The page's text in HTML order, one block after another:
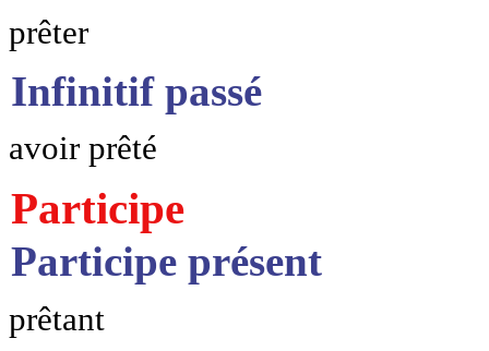
prêter
Infinitif passé
avoir prêté
Participe
Participe présent
prêtant